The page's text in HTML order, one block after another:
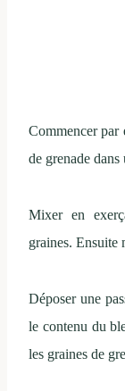
Commencer par
de grenade dans
Mixer en
graines. Ensuite
Déposer une
le contenu du
les graines de